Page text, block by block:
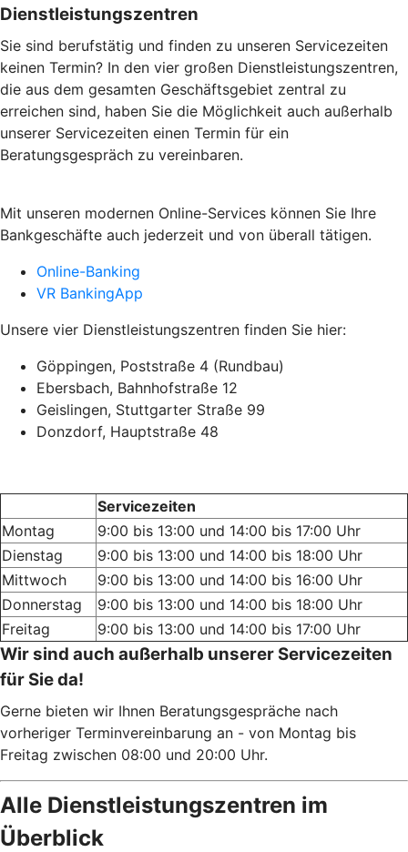
Dienstleistungszentren
Sie sind berufstätig und finden zu unseren Servicezeiten
keinen Termin? In den vier großen Dienstleistungszentren,
die aus dem gesamten Geschäftsgebiet zentral zu
erreichen sind, haben Sie die Möglichkeit auch außerhalb
unserer Servicezeiten einen Termin für ein
Beratungsgespräch zu vereinbaren.
Mit unseren modernen Online-Services können Sie Ihre
Bankgeschäfte auch jederzeit und von überall tätigen.
Online-Banking
VR BankingApp
Unsere vier Dienstleistungszentren finden Sie hier:
Göppingen, Poststraße 4 (Rundbau)
Ebersbach, Bahnhofstraße 12
Geislingen, Stuttgarter Straße 99
Donzdorf, Hauptstraße 48
Servicezeiten
Montag
9:00 bis 13:00 und 14:00 bis 17:00 Uhr
Dienstag
9:00 bis 13:00 und 14:00 bis 18:00 Uhr
Mittwoch
9:00 bis 13:00 und 14:00 bis 16:00 Uhr
Donnerstag
9:00 bis 13:00 und 14:00 bis 18:00 Uhr
Freitag
9:00 bis 13:00 und 14:00 bis 17:00 Uhr
Wir sind auch außerhalb unserer Servicezeiten
für Sie da!
Gerne bieten wir Ihnen Beratungsgespräche nach
vorheriger Terminvereinbarung an - von Montag bis
Freitag zwischen 08:00 und 20:00 Uhr.
Alle Dienstleistungszentren im
Überblick